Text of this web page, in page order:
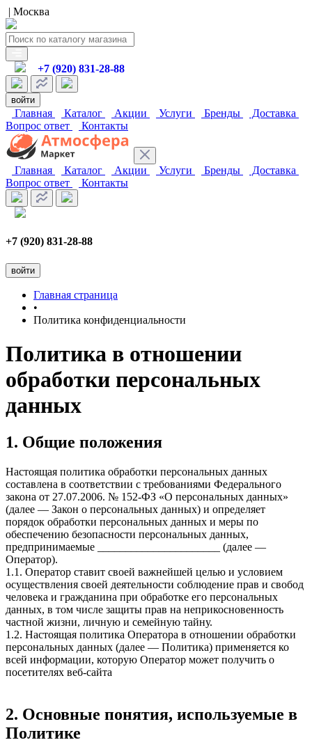
| Москва
+7 (920) 831-28-88
войти
Главная Каталог Акции Услуги Бренды
Доставка
Вопрос ответ
Контакты
Главная Каталог Акции Услуги Бренды
Доставка
Вопрос ответ
Контакты
+7 (920) 831-28-88
войти
Главная страница
•
Политика конфиденциальности
Политика в отношении
обработки персональных
данных
1. Общие положения
Настоящая политика обработки персональных данных
составлена в соответствии с требованиями Федерального
закона от 27.07.2006. № 152-ФЗ «О персональных данных»
(далее — Закон о персональных данных) и определяет
порядок обработки персональных данных и меры по
обеспечению безопасности персональных данных,
предпринимаемые ______________________ (далее —
Оператор).
1.1. Оператор ставит своей важнейшей целью и условием
осуществления своей деятельности соблюдение прав и свобод
человека и гражданина при обработке его персональных
данных, в том числе защиты прав на неприкосновенность
частной жизни, личную и семейную тайну.
1.2. Настоящая политика Оператора в отношении обработки
персональных данных (далее — Политика) применяется ко
всей информации, которую Оператор может получить о
посетителях веб-сайта
2. Основные понятия, используемые в
Политике